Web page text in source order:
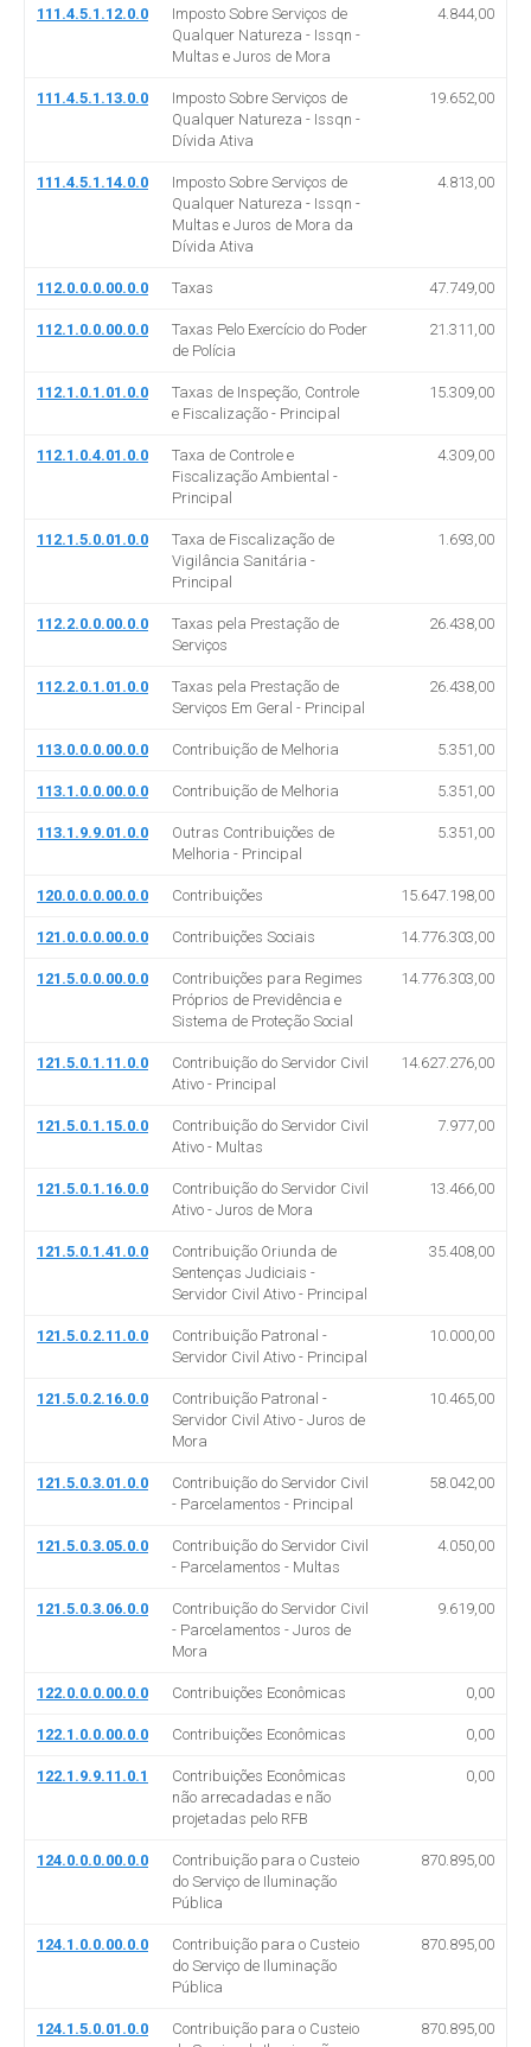
111.4.5.1.12.0.0
Imposto Sobre Serviços de
Qualquer Natureza - Issqn -
Multas e Juros de Mora
4.844,00
111.4.5.1.13.0.0
Imposto Sobre Serviços de
Qualquer Natureza - Issqn -
Dívida Ativa
19.652,00
111.4.5.1.14.0.0
Imposto Sobre Serviços de
Qualquer Natureza - Issqn -
Multas e Juros de Mora da
Dívida Ativa
4.813,00
112.0.0.0.00.0.0 Taxas 47.749,00
112.1.0.0.00.0.0
Taxas Pelo Exercício do Poder
de Polícia
21.311,00
112.1.0.1.01.0.0
Taxas de Inspeção, Controle
e Fiscalização - Principal
15.309,00
112.1.0.4.01.0.0
Taxa de Controle e
Fiscalização Ambiental -
Principal
4.309,00
112.1.5.0.01.0.0
Taxa de Fiscalização de
Vigilância Sanitária -
Principal
1.693,00
112.2.0.0.00.0.0
Taxas pela Prestação de
Serviços
26.438,00
112.2.0.1.01.0.0
Taxas pela Prestação de
Serviços Em Geral - Principal
26.438,00
113.0.0.0.00.0.0 Contribuição de Melhoria 5.351,00
113.1.0.0.00.0.0 Contribuição de Melhoria 5.351,00
113.1.9.9.01.0.0
Outras Contribuições de
Melhoria - Principal
5.351,00
120.0.0.0.00.0.0 Contribuições 15.647.198,00
121.0.0.0.00.0.0 Contribuições Sociais 14.776.303,00
121.5.0.0.00.0.0
Contribuições para Regimes
Próprios de Previdência e
Sistema de Proteção Social
14.776.303,00
121.5.0.1.11.0.0
Contribuição do Servidor Civil
Ativo - Principal
14.627.276,00
121.5.0.1.15.0.0
Contribuição do Servidor Civil
Ativo - Multas
7.977,00
121.5.0.1.16.0.0
Contribuição do Servidor Civil
Ativo - Juros de Mora
13.466,00
121.5.0.1.41.0.0
Contribuição Oriunda de
Sentenças Judiciais -
Servidor Civil Ativo - Principal
35.408,00
121.5.0.2.11.0.0
Contribuição Patronal -
Servidor Civil Ativo - Principal
10.000,00
121.5.0.2.16.0.0
Contribuição Patronal -
Servidor Civil Ativo - Juros de
Mora
10.465,00
121.5.0.3.01.0.0
Contribuição do Servidor Civil
- Parcelamentos - Principal
58.042,00
121.5.0.3.05.0.0
Contribuição do Servidor Civil
- Parcelamentos - Multas
4.050,00
121.5.0.3.06.0.0
Contribuição do Servidor Civil
- Parcelamentos - Juros de
Mora
9.619,00
122.0.0.0.00.0.0 Contribuições Econômicas 0,00
122.1.0.0.00.0.0 Contribuições Econômicas 0,00
122.1.9.9.11.0.1
Contribuições Econômicas
não arrecadadas e não
projetadas pelo RFB
0,00
124.0.0.0.00.0.0
Contribuição para o Custeio
do Serviço de Iluminação
Pública
870.895,00
124.1.0.0.00.0.0
Contribuição para o Custeio
do Serviço de Iluminação
Pública
870.895,00
124.1.5.0.01.0.0
Contribuição para o Custeio
870.895,00